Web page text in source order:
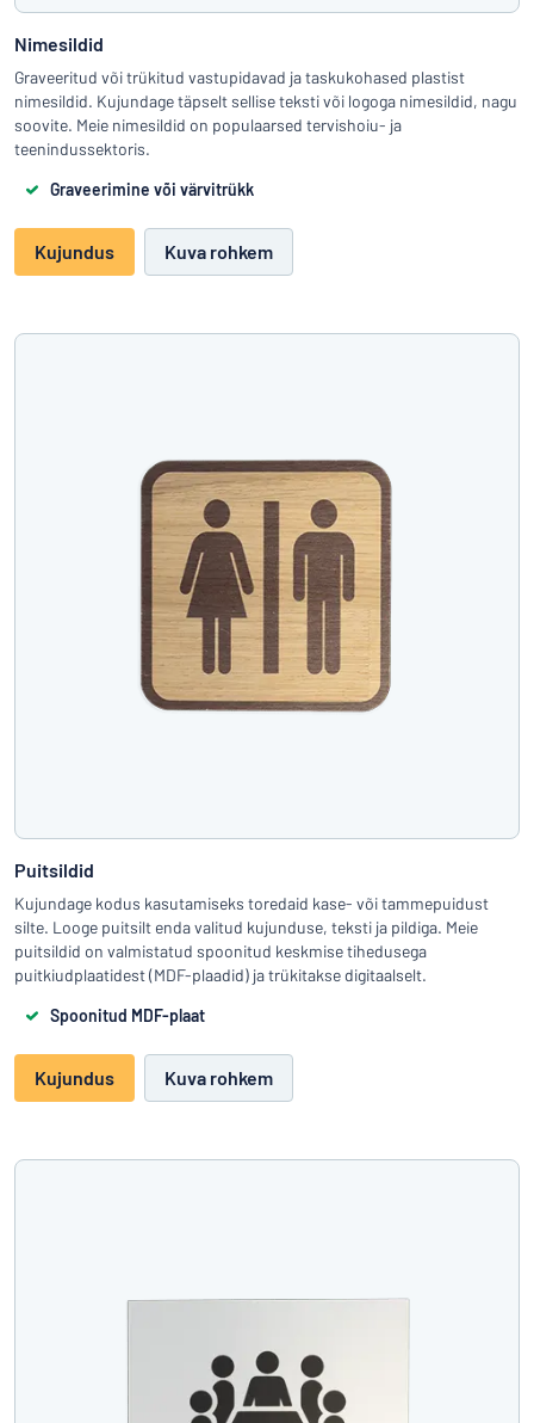
Nimesildid
Graveeritud või trükitud vastupidavad ja taskukohased plastist
nimesildid. Kujundage täpselt sellise teksti või logoga nimesildid, nagu
soovite. Meie nimesildid on populaarsed tervishoiu- ja
teenindussektoris.
Graveerimine või värvitrükk
Kujundus Kuva rohkem
Puitsildid
Kujundage kodus kasutamiseks toredaid kase- või tammepuidust
silte. Looge puitsilt enda valitud kujunduse, teksti ja pildiga. Meie
puitsildid on valmistatud spoonitud keskmise tihedusega
puitkiudplaatidest (MDF-plaadid) ja trükitakse digitaalselt.
Spoonitud MDF-plaat
Kujundus Kuva rohkem